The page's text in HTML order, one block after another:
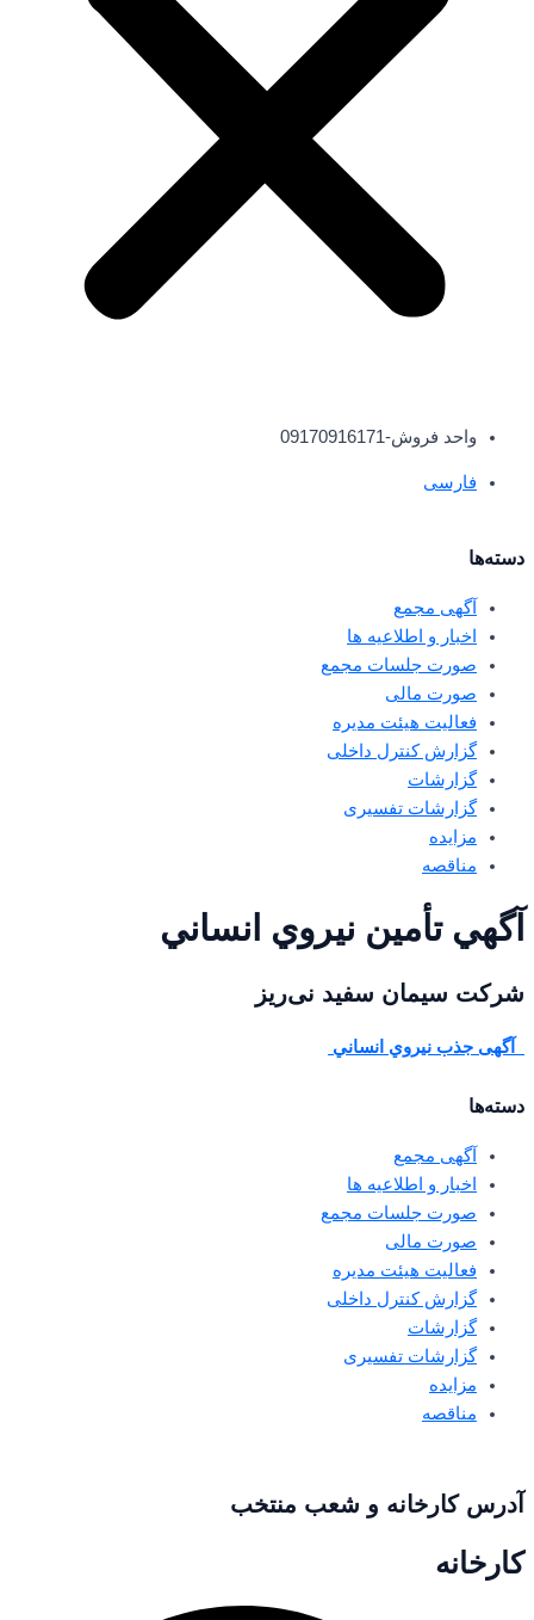
واحد فروش-09170916171
فارسی
دسته‌ها
آگهی مجمع
اخبار و اطلاعیه ها
صورت جلسات مجمع
صورت مالی
فعالیت هیئت مدیره
گزارش کنترل داخلی
گزارشات
گزارشات تفسیری
مزایده
مناقصه
آگهي تأمين نيروي انساني
شرکت سیمان سفید نی‌ریز
آگهی جذب نيروي انساني
دسته‌ها
آگهی مجمع
اخبار و اطلاعیه ها
صورت جلسات مجمع
صورت مالی
فعالیت هیئت مدیره
گزارش کنترل داخلی
گزارشات
گزارشات تفسیری
مزایده
مناقصه
آدرس کارخانه و شعب منتخب
کارخانه